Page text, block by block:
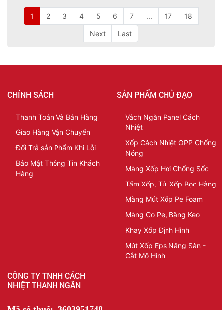
1 2 3 4 5 6 7 ... 17 18
Next Last
CHÍNH SÁCH
Thanh Toán Và Bán Hàng
Giao Hàng Vận Chuyển
Đổi Trả sản Phẩm Khi Lỗi
Bảo Mật Thông Tin Khách
Hàng
SẢN PHẨM CHỦ ĐẠO
Vách Ngăn Panel Cách
Nhiệt
Xốp Cách Nhiệt OPP Chống
Nóng
Màng Xốp Hơi Chống Sốc
Tấm Xốp, Túi Xốp Bọc Hàng
Màng Mút Xốp Pe Foam
Màng Co Pe, Băng Keo
Khay Xốp Định Hình
Mút Xốp Eps Nâng Sàn -
Cắt Mô Hình
CÔNG TY TNHH CÁCH
NHIỆT THANH NGÂN